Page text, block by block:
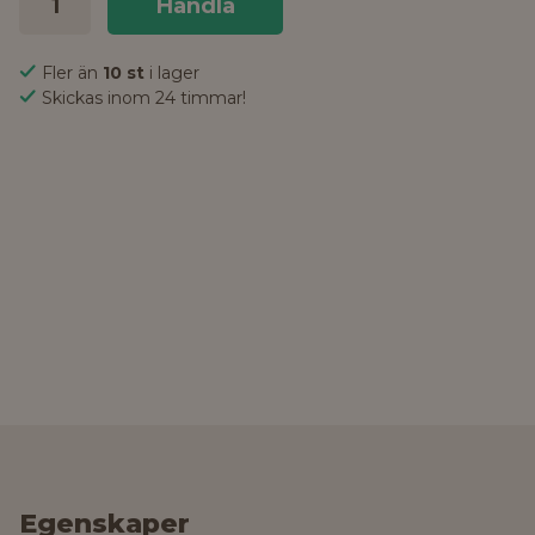
Handla
Fler än 10 st i lager
Skickas inom 24 timmar!
Egenskaper